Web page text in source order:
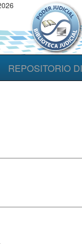
REPOSITORIO